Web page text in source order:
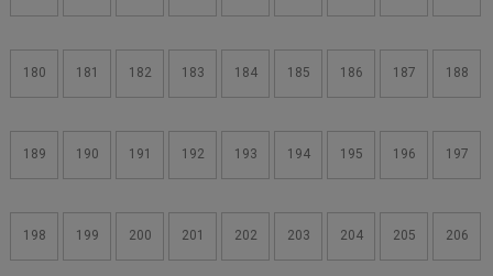
180 181 182 183 184 185 186 187 188
189 190 191 192 193 194 195 196 197
198 199 200 201 202 203 204 205 206